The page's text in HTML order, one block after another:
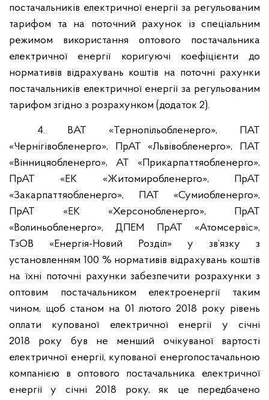
постачальників електричної енергії за регульованим
тарифом та на поточний рахунок із спеціальним
режимом використання оптового постачальника
електричної енергії коригуючі коефіцієнти до
нормативів відрахувань коштів на поточні рахунки
постачальників електричної енергії за регульованим
тарифом згідно з розрахунком (додаток 2).
4. ВАТ «Тернопільобленерго», ПАТ
«Чернігівобленерго», ПрАТ «Львівобленерго», ПАТ
«Вінницяобленерго», АТ «Прикарпаттяобленерго»,
ПрАТ «ЕК «Житомиробленерго», ПрАТ
«Закарпаттяобленерго», ПАТ «Сумиобленерго»,
ПрАТ «ЕК «Херсонобленерго», ПрАТ
«Волиньобленерго», ДПЕМ ПрАТ «Атомсервiс»,
ТзОВ «Енергія-Новий Розділ» у зв’язку з
установленням 100 % нормативів відрахувань коштів
на їхні поточні рахунки забезпечити розрахунки з
оптовим постачальником електроенергії таким
чином, щоб станом на 01 лютого 2018 року рівень
оплати купованої електричної енергії у січні
2018 року був не менший очікуваної вартості
електричної енергії, купованої енергопостачальною
компанією в оптового постачальника електричної
енергії у січні 2018 року, як це передбачено